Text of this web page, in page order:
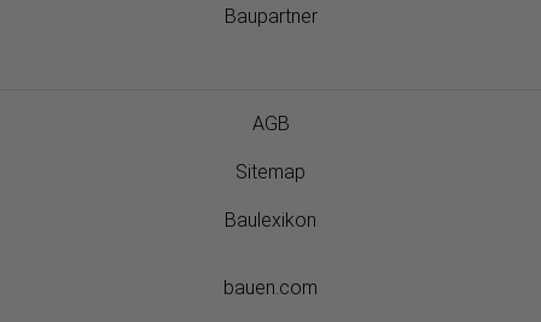
Baupartner
AGB
Sitemap
Baulexikon
bauen.com